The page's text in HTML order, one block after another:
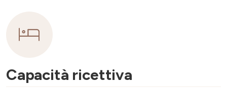
Capacità ricettiva